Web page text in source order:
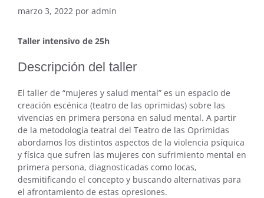
marzo 3, 2022 por admin
Taller intensivo de 25h
Descripción del taller
El taller de “mujeres y salud mental” es un espacio de
creación escénica (teatro de las oprimidas) sobre las
vivencias en primera persona en salud mental. A partir
de la metodología teatral del Teatro de las Oprimidas
abordamos los distintos aspectos de la violencia psíquica
y física que sufren las mujeres con sufrimiento mental en
primera persona, diagnosticadas como locas,
desmitificando el concepto y buscando alternativas para
el afrontamiento de estas opresiones.